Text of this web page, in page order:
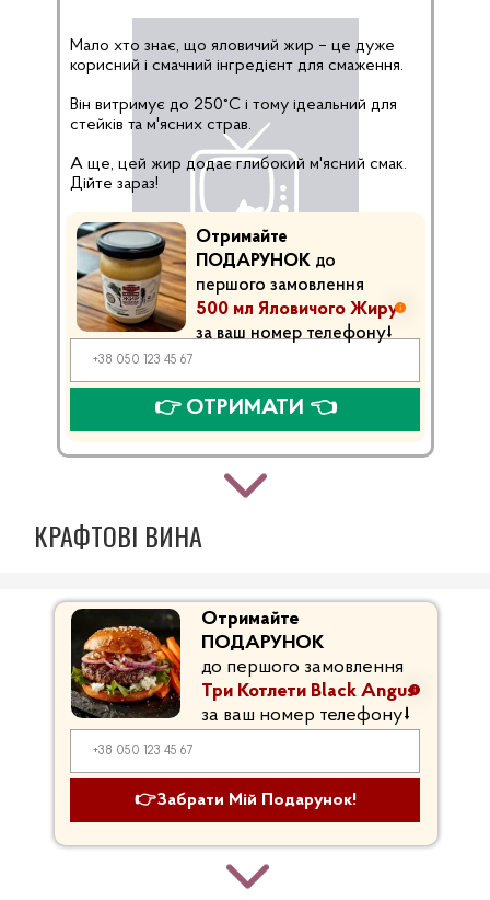
Мало хто знає, що яловичий жир – це дуже
корисний і смачний інгредієнт для смаження.
Він витримує до 250°C і тому ідеальний для
стейків та м'ясних страв.
А ще, цей жир додає глибокий м'ясний смак.
Дійте зараз!
👉 ОТРИМАТИ 👈
Отримайте
ПОДАРУНОК до
першого замовлення
500 мл Яловичого Жиру
за ваш номер телефону⭣
КРАФТОВІ ВИНА
Отримайте
ПОДАРУНОК
до першого замовлення
Три Котлети Black Angus
за ваш номер телефону⭣
👉Забрати Мій Подарунок!